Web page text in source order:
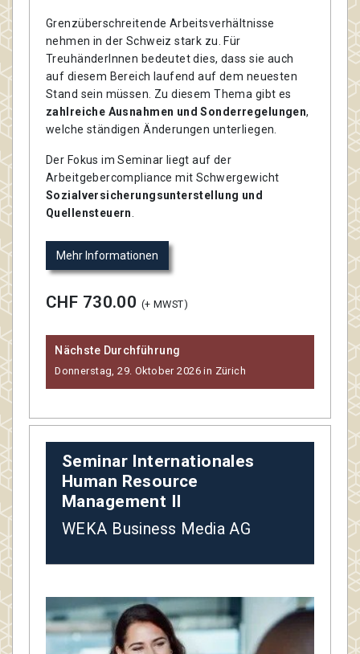
Grenzüberschreitende Arbeitsverhältnisse
nehmen in der Schweiz stark zu. Für
TreuhänderInnen bedeutet dies, dass sie auch
auf diesem Bereich laufend auf dem neuesten
Stand sein müssen. Zu diesem Thema gibt es
zahlreiche Ausnahmen und Sonderregelungen,
welche ständigen Änderungen unterliegen.
Der Fokus im Seminar liegt auf der
Arbeitgebercompliance mit Schwergewicht
Sozialversicherungsunterstellung und
Quellensteuern
Mehr Informationen
CHF 730.00 (+ MWST)
Nächste Durchführung
Donnerstag, 29. Oktober 2026 in Zürich
Seminar Internationales
Human Resource
Management II
WEKA Business Media AG